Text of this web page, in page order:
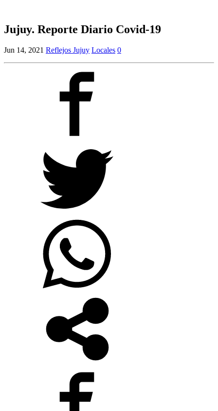
Jujuy. Reporte Diario Covid-19
Jun 14, 2021 Reflejos Jujuy Locales 0